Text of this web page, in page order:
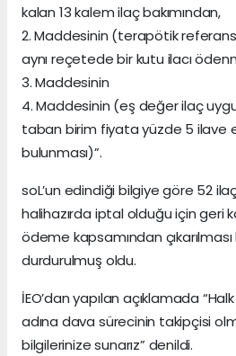
kalan 13 kalem ilaç bakımından,
2. Maddesinin (terapötik
aynı reçetede bir kutu ilacı
3. Maddesinin
4. Maddesinin (eş değer ilaç
taban birim fiyata yüzde 5 ilave
bulunması)”.
soL’un edindiği bilgiye göre 52
halihazırda iptal olduğu için geri
ödeme kapsamından
durdurulmuş oldu.
İEO’dan yapılan açıklamada
adına dava sürecinin takipçisi
bilgilerinize sunarız” denildi.